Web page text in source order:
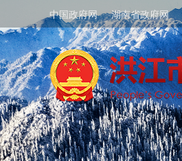
中国政府网 湖南省政府网